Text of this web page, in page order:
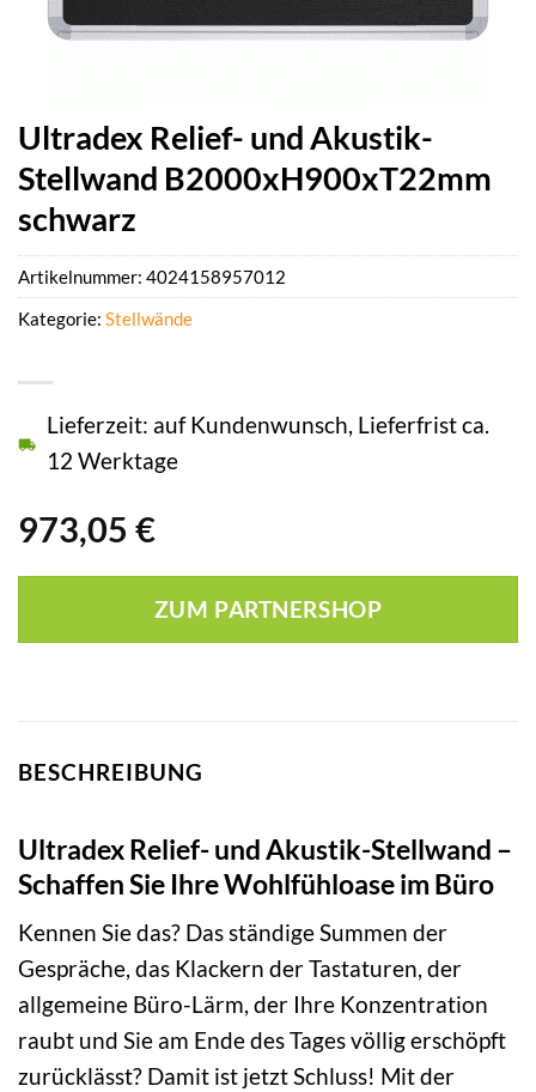
Ultradex Relief- und Akustik-
Stellwand B2000xH900xT22mm
schwarz
973,05 €
Lieferzeit: auf Kundenwunsch, Lieferfrist ca.
12 Werktage
ZUM PARTNERSHOP
Artikelnummer: 4024158957012
Kategorie: Stellwände
BESCHREIBUNG
Ultradex Relief- und Akustik-Stellwand –
Schaffen Sie Ihre Wohlfühloase im Büro
Kennen Sie das? Das ständige Summen der
Gespräche, das Klackern der Tastaturen, der
allgemeine Büro-Lärm, der Ihre Konzentration
raubt und Sie am Ende des Tages völlig erschöpft
zurücklässt? Damit ist jetzt Schluss! Mit der